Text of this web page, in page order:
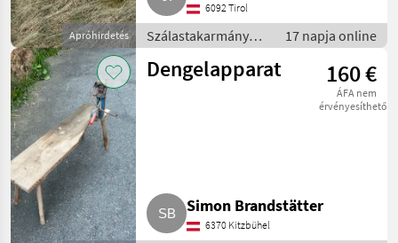
Apróhirdetés
6092 Tirol
Szálastakarmány
betakarítók / Hegyi
gépesítés
17 napja online
Dengelapparat 160 €
ÁFA nem
érvényesíthető
Simon Brandstätter
6370 Kitzbühel